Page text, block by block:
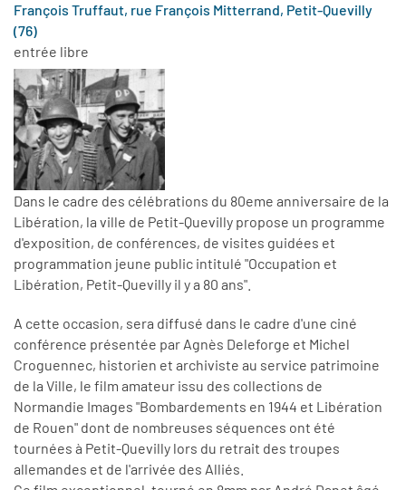
François Truffaut, rue François Mitterrand, Petit-Quevilly
(76)
entrée libre
Dans le cadre des célébrations du 80eme anniversaire de la
Libération, la ville de Petit-Quevilly propose un programme
d'exposition, de conférences, de visites guidées et
programmation jeune public intitulé "Occupation et
Libération, Petit-Quevilly il y a 80 ans".
A cette occasion, sera diffusé dans le cadre d'une ciné
conférence présentée par Agnès Deleforge et Michel
Croguennec, historien et archiviste au service patrimoine
de la Ville, le film amateur issu des collections de
Normandie Images "Bombardements en 1944 et Libération
de Rouen" dont de nombreuses séquences ont été
tournées à Petit-Quevilly lors du retrait des troupes
allemandes et de l'arrivée des Alliés.